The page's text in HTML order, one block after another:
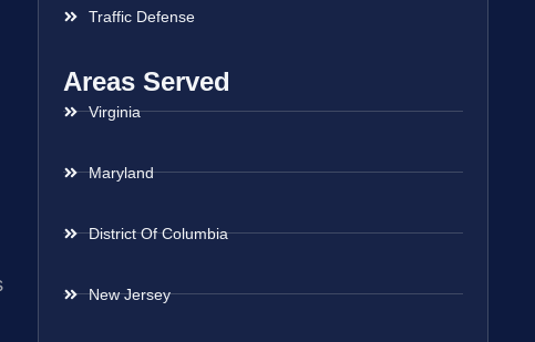
Traffic Defense
Areas Served
Virginia
Maryland
District Of Columbia
New Jersey